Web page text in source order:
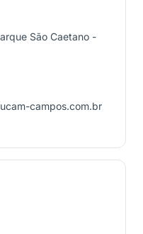
São Caetano -
campos.com.br